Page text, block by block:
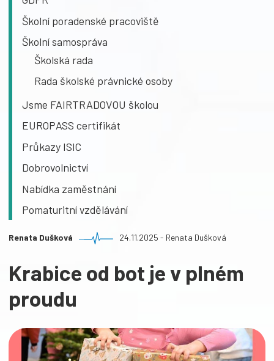
Školní poradenské pracoviště
Školní samospráva
Školská rada
Rada školské právnické osoby
Jsme FAIRTRADOVOU školou
EUROPASS certifikát
Průkazy ISIC
Dobrovolnictví
Nabídka zaměstnání
Pomaturitní vzdělávání
Renata Dušková 24.11.2025 - Renata Dušková
Krabice od bot je v plném
proudu